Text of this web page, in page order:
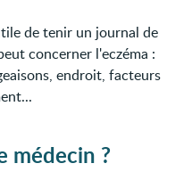
de tenir un journal de
concerner l'eczéma :
endroit, facteurs
médecin ?